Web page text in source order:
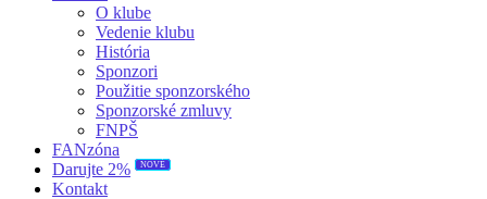
O klube
Vedenie klubu
História
Sponzori
Použitie sponzorského
Sponzorské zmluvy
FNPŠ
FANzóna
Darujte 2%
NOVÉ
Kontakt